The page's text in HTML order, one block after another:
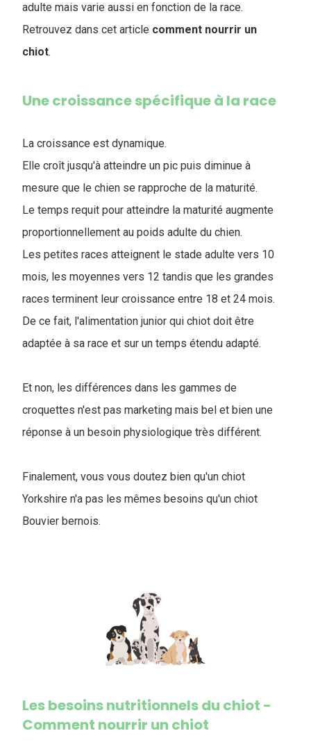
adulte mais varie aussi en fonction de la race.
Retrouvez dans cet article comment nourrir un
chiot.
Une croissance spécifique à la race
La croissance est dynamique.
Elle croît jusqu'à atteindre un pic puis diminue à
mesure que le chien se rapproche de la maturité.
Le temps requit pour atteindre la maturité augmente
proportionnellement au poids adulte du chien.
Les petites races atteignent le stade adulte vers 10
mois, les moyennes vers 12 tandis que les grandes
races terminent leur croissance entre 18 et 24 mois.
De ce fait, l'alimentation junior qui chiot doit être
adaptée à sa race et sur un temps étendu adapté.
Et non, les différences dans les gammes de
croquettes n'est pas marketing mais bel et bien une
réponse à un besoin physiologique très différent.
Finalement, vous vous doutez bien qu'un chiot
Yorkshire n'a pas les mêmes besoins qu'un chiot
Bouvier bernois.
Les besoins nutritionnels du chiot -
Comment nourrir un chiot